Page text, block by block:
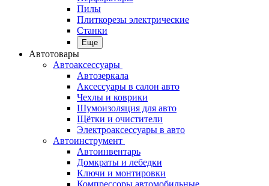
Пилы
Плиткорезы электрические
Станки
Еще
Автотовары
Автоаксессуары
Автозеркала
Аксессуары в салон авто
Чехлы и коврики
Шумоизоляция для авто
Щётки и очистители
Электроаксессуары в авто
Автоинструмент
Автоинвентарь
Домкраты и лебедки
Ключи и монтировки
Компрессоры автомобильные